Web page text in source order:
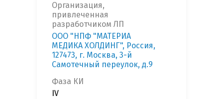
Организация,
привлеченная
разработчиком ЛП
ООО "НПФ "МАТЕРИА
МЕДИКА ХОЛДИНГ", Россия,
127473, г. Москва, 3-й
Самотечный переулок, д.9
Фаза КИ
IV